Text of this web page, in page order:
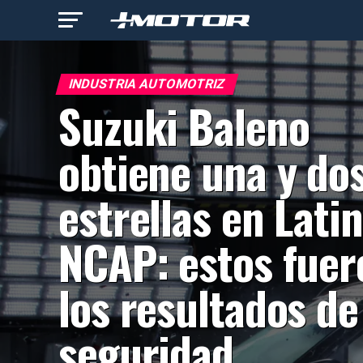
INDUSTRIA AUTOMOTRIZ
Suzuki Baleno
obtiene una y
estrellas en Latin
NCAP: estos
los resultados de